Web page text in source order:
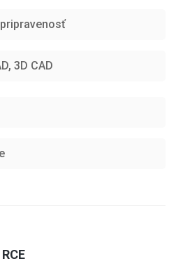
3D CAD